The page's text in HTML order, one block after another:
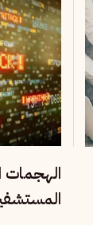
الهجمات